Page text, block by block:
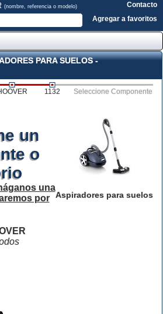
(nombre, referencia o modelo)
Contacto
Agregar a favoritos
PARA SUELOS -
1132 Seleccione Componente
Aspiradores para suelos
un
o
una
por